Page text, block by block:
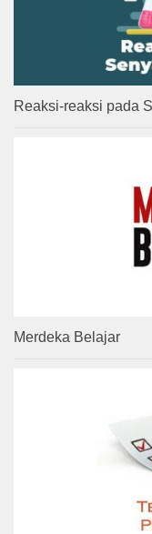
Reaksi-reaksi pada
Merdeka Belajar